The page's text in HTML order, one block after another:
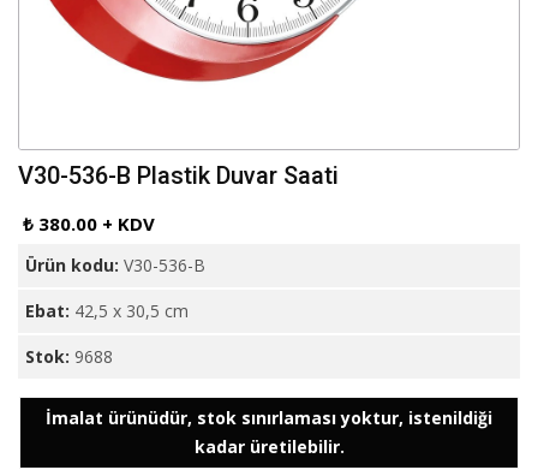
V30-536-B Plastik Duvar Saati
₺ 380.00 + KDV
Ürün kodu: V30-536-B
Ebat: 42,5 x 30,5 cm
Stok: 9688
İmalat ürünüdür, stok sınırlaması yoktur, istenildiği
kadar üretilebilir.